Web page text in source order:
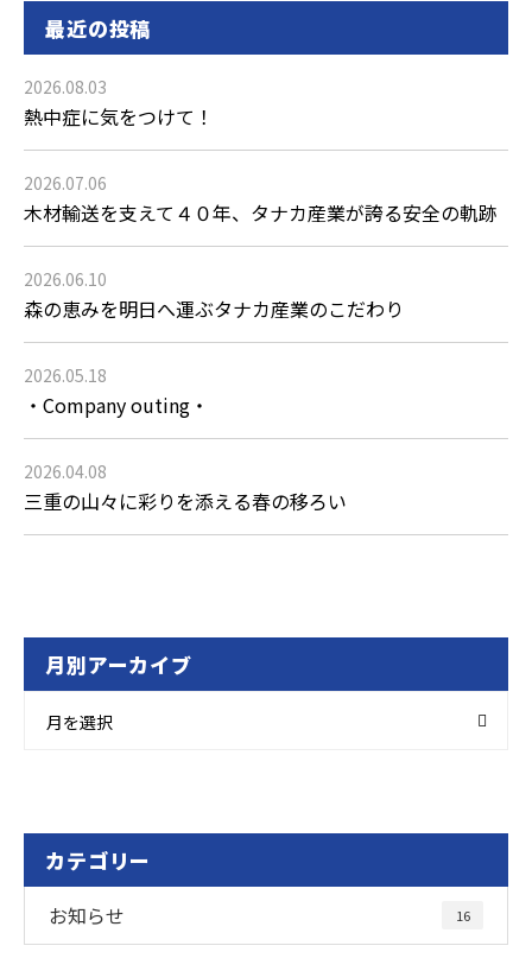
最近の投稿
2026.08.03
熱中症に気をつけて！
2026.07.06
木材輸送を支えて４０年、タナカ産業が誇る安全の軌跡
2026.06.10
森の恵みを明日へ運ぶタナカ産業のこだわり
2026.05.18
・Company outing・
2026.04.08
三重の山々に彩りを添える春の移ろい
月別アーカイブ
月を選択
カテゴリー
お知らせ 16